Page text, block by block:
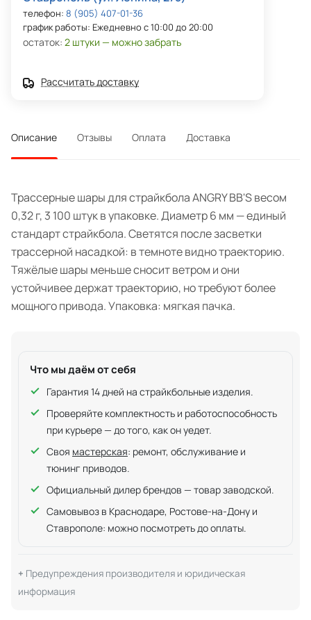
телефон: 8 (905) 407-01-36
график работы: Ежедневно с 10:00 до 20:00
остаток: 2 штуки — можно забрать
Рассчитать доставку
Описание Отзывы Оплата Доставка
Трассерные шары для страйкбола ANGRY BB'S весом
0,32 г, 3 100 штук в упаковке. Диаметр 6 мм — единый
стандарт страйкбола. Светятся после засветки
трассерной насадкой: в темноте видно траекторию.
Тяжёлые шары меньше сносит ветром и они
устойчивее держат траекторию, но требуют более
мощного привода. Упаковка: мягкая пачка.
Что мы даём от себя
Гарантия 14 дней на страйкбольные изделия.
Проверяйте комплектность и работоспособность
при курьере — до того, как он уедет.
Своя мастерская: ремонт, обслуживание и
тюнинг приводов.
Официальный дилер брендов — товар заводской.
Самовывоз в Краснодаре, Ростове-на-Дону и
Ставрополе: можно посмотреть до оплаты.
Предупреждения производителя и юридическая
информация